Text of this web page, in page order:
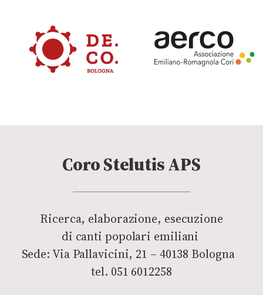
Coro Stelutis APS
Ricerca, elaborazione, esecuzione
di canti popolari emiliani
Sede: Via Pallavicini, 21 – 40138 Bologna
tel. 051 6012258